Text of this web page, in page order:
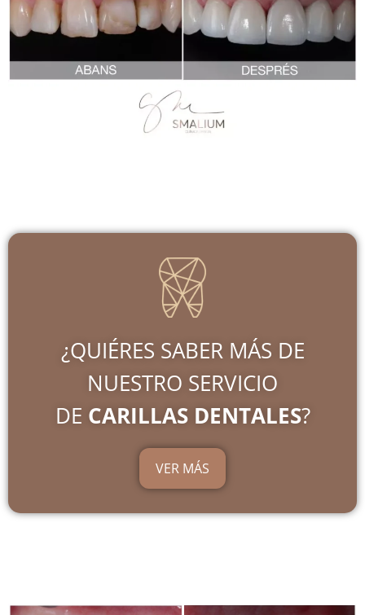
¿QUIÉRES SABER MÁS DE
NUESTRO SERVICIO
DE CARILLAS DENTALES?
VER MÁS